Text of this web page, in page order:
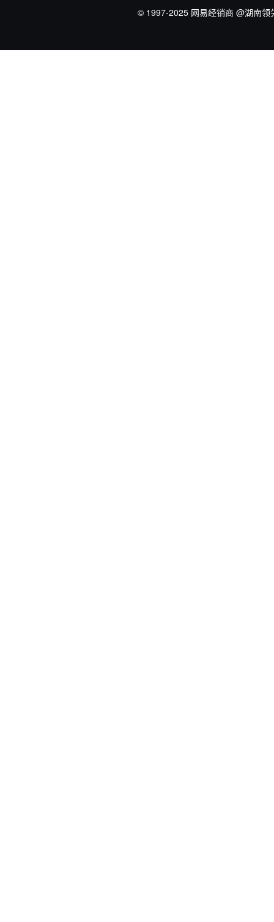
© 1997-2025 网易经销商 @湖南领